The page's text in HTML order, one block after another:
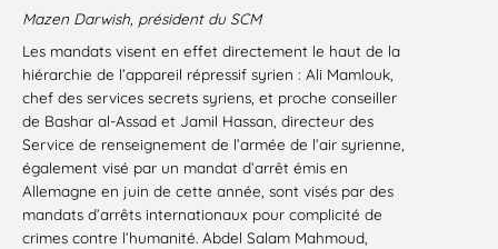
Mazen Darwish, président du SCM
Les mandats visent en effet directement le haut de la
hiérarchie de l’appareil répressif syrien : Ali Mamlouk,
chef des services secrets syriens, et proche conseiller
de Bashar al-Assad et Jamil Hassan, directeur des
Service de renseignement de l’armée de l’air syrienne,
également visé par un mandat d’arrêt émis en
Allemagne en juin de cette année, sont visés par des
mandats d’arrêts internationaux pour complicité de
crimes contre l’humanité. Abdel Salam Mahmoud,